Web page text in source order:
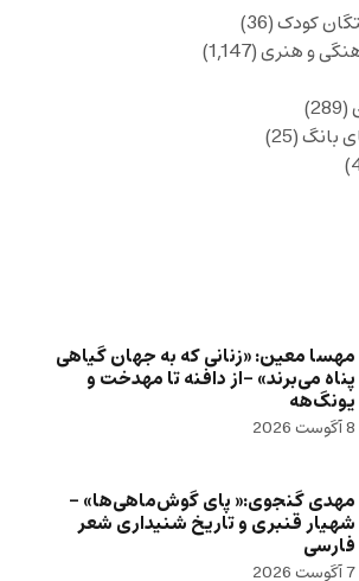
کودک(36)
و هنری(1,147)
(289)
بانگ(25)
مهسا معین: «زنانی که به جهان گیاهی
پناه می‌برند» -از دافنه تا مهدخت و
یونگ‌هه
8 آگوست 2026
مهدی گنجوی:« پای گوش‌ماهی‌ها» –
شهیار قنبری و تاریخ شنیداری شعر
فارسی
7 آگوست 2026